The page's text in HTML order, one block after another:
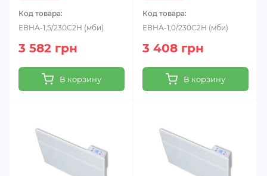
Код товара:
ЕВНА-1,5/230С2Н (мби)
3 582 грн
В корзину
Код товара:
ЕВНА-1,0/230С2Н (мби)
3 408 грн
В корзину